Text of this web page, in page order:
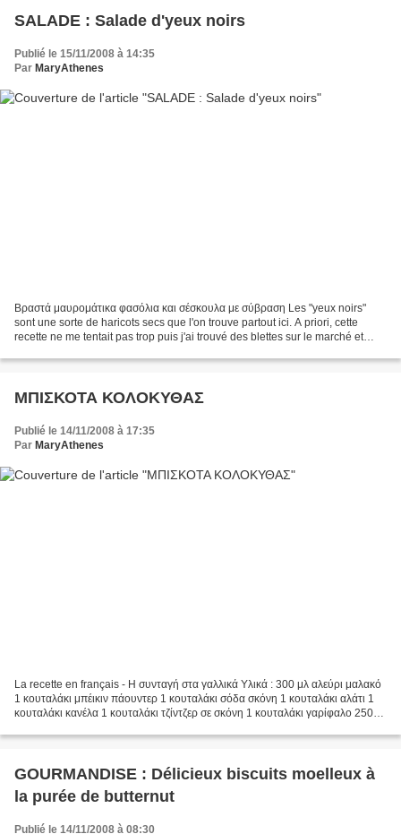
SALADE : Salade d'yeux noirs
Publié le 15/11/2008 à 14:35
Par MaryAthenes
Βραστά μαυρομάτικα φασόλια και σέσκουλα με σύβραση Les "yeux noirs"
sont une sorte de haricots secs que l'on trouve partout ici. A priori, cette
recette ne me tentait pas trop puis j'ai trouvé des blettes sur le marché et
ΜΠΙΣΚΟΤΑ ΚΟΛΟΚΥΘΑΣ
Publié le 14/11/2008 à 17:35
Par MaryAthenes
La recette en français - Η συνταγή στα γαλλικά Υλικά : 300 μλ αλεύρι μαλακό
1 κουταλάκι μπέικιν πάουντερ 1 κουταλάκι σόδα σκόνη 1 κουταλάκι αλάτι 1
κουταλάκι κανέλα 1 κουταλάκι τζίντζερ σε σκόνη 1 κουταλάκι γαρίφαλο 250
GOURMANDISE : Délicieux biscuits moelleux à
la purée de butternut
Publié le 14/11/2008 à 08:30